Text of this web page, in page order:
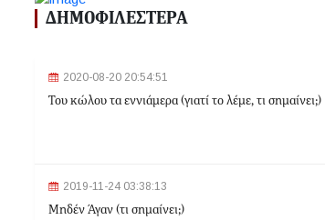
ληστεία σε βάρος ανηλίκων
2024-06-18 12:06:48
Γλυφάδα: Σορός γυναίκας εντοπίστηκε στη
λόγω της Εθνικής Επετείου - Ποιοι σταθμοί θα
ΔΗΜΟΦΙΛΕΣΤΕΡΑ
2020-08-20 20:54:51
Του κώλου τα εννιάμερα (γιατί το λέμε, τι σημαίνει;)
2019-11-24 03:38:13
Μηδέν Άγαν (τι σημαίνει;)